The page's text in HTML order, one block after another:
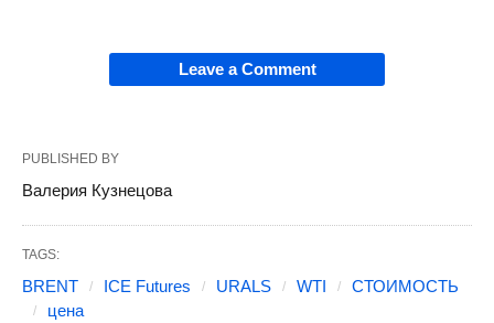
Leave a Comment
PUBLISHED BY
Валерия Кузнецова
TAGS:
BRENT ICE Futures URALS WTI
СТОИМОСТЬ
цена